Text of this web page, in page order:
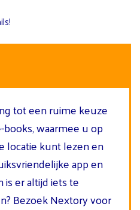
tot een ruime keuze
waarmee u op
locatie kunt lezen en
app en
er altijd iets te
Bezoek Nextory voor